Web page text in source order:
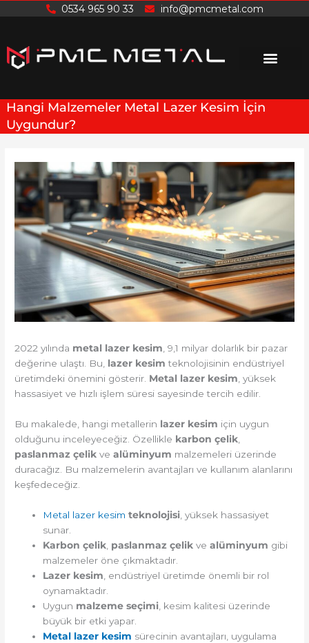
0534 965 90 33 info@pmcmetal.com
Hangi Malzemeler Metal Lazer Kesim İçin
Uygundur?
2022 yılında metal lazer kesim, 9,1 milyar dolarlık bir pazar
değerine ulaştı. Bu, lazer kesim teknolojisinin endüstriyel
üretimdeki önemini gösterir. Metal lazer kesim, yüksek
hassasiyet ve hızlı işlem süresi sayesinde tercih edilir.
Bu makalede, hangi metallerin lazer kesim için uygun
olduğunu inceleyeceğiz. Özellikle karbon çelik,
paslanmaz çelik vealüminyum malzemeleri üzerinde
duracağız. Bu malzemelerin avantajları ve kullanım alanlarını
keşfedeceğiz.
Metal lazer kesim teknolojisi , yüksek hassasiyet
sunar.
Karbon çelik paslanmaz çelik vealüminyum gibi
malzemeler öne çıkmaktadır.
Lazer kesim , endüstriyel üretimde önemli bir rol
oynamaktadır.
Uygun malzeme seçimi , kesim kalitesi üzerinde
büyük bir etki yapar.
Metal lazer kesim sürecinin avantajları, uygulama